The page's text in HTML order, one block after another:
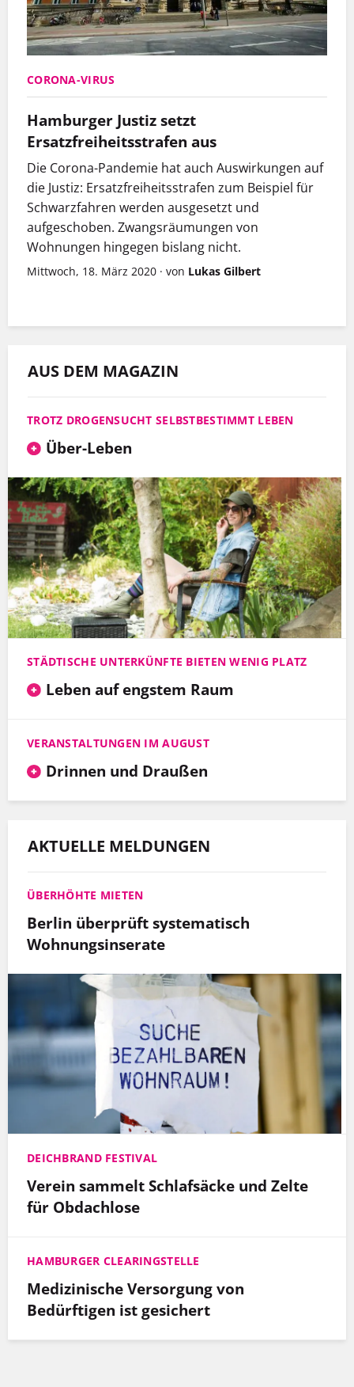
CORONA-VIRUS
Hamburger Justiz setzt
Ersatzfreiheitsstrafen aus
Die Corona-Pandemie hat auch Auswirkungen auf
die Justiz: Ersatzfreiheitsstrafen zum Beispiel für
Schwarzfahren werden ausgesetzt und
aufgeschoben. Zwangsräumungen von
Wohnungen hingegen bislang nicht.
Mittwoch, 18. März 2020 · von Lukas Gilbert
AUS DEM MAGAZIN
TROTZ DROGENSUCHT SELBSTBESTIMMT LEBEN
Über-Leben
STÄDTISCHE UNTERKÜNFTE BIETEN WENIG PLATZ
Leben auf engstem Raum
VERANSTALTUNGEN IM AUGUST
Drinnen und Draußen
AKTUELLE MELDUNGEN
ÜBERHÖHTE MIETEN
Berlin überprüft systematisch
Wohnungsinserate
DEICHBRAND FESTIVAL
Verein sammelt Schlafsäcke und Zelte
für Obdachlose
HAMBURGER CLEARINGSTELLE
Medizinische Versorgung von
Bedürftigen ist gesichert